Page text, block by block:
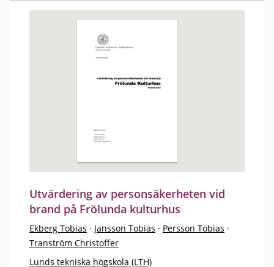
Utvärdering av personsäkerheten vid
brand på Frölunda kulturhus
Ekberg Tobias · Jansson Tobias · Persson Tobias ·
Tranström Christoffer
Lunds tekniska högskola (LTH)